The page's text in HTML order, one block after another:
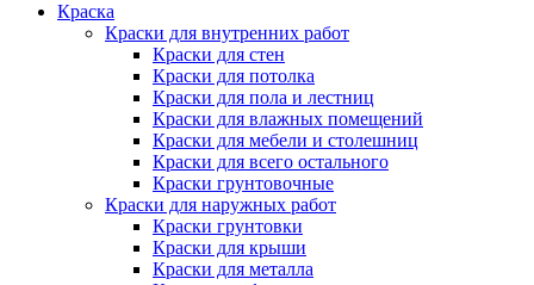
Краска
Краски для внутренних работ
Краски для стен
Краски для потолка
Краски для пола и лестниц
Краски для влажных помещений
Краски для мебели и столешниц
Краски для всего остального
Краски грунтовочные
Краски для наружных работ
Краски грунтовки
Краски для крыши
Краски для металла